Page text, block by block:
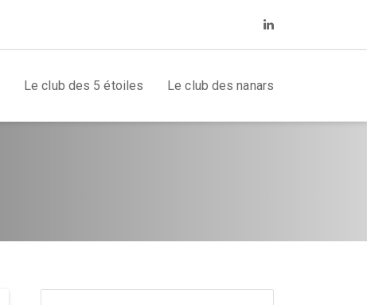
Le club des 5 étoiles Le club des nanars